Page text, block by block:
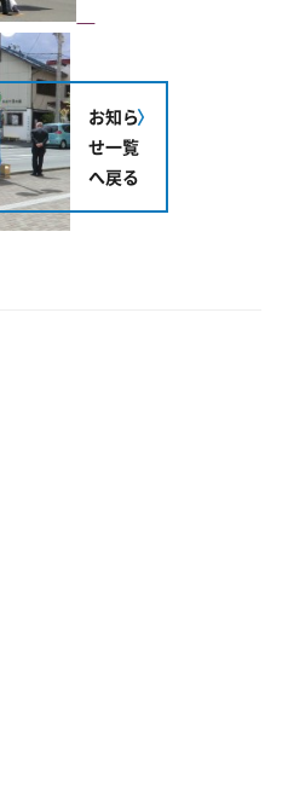
お知ら
せ一覧
へ戻る